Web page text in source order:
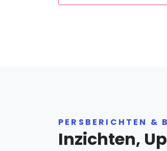
PERSBERICHTEN &
Inzichten,